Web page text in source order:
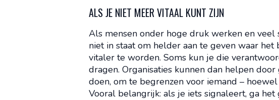
ALS JE NIET MEER VITAAL KUNT ZIJN
Als mensen onder hoge druk werken en veel
niet in staat om helder aan te geven waar
vitaler te worden. Soms kun je die
dragen. Organisaties kunnen dan helpen
doen, om te begrenzen voor iemand –
Vooral belangrijk: als je iets signaleert, ga het